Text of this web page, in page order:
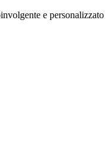
e personalizzato